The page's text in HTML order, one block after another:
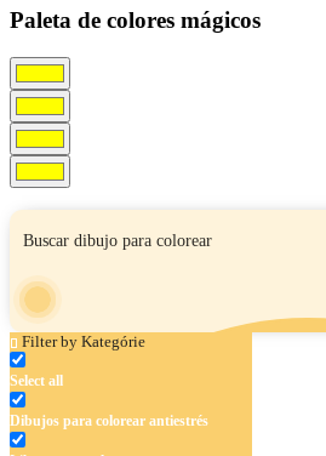
Paleta de colores mágicos
Filter by Kategórie
Select all
Dibujos para colorear antiestrés